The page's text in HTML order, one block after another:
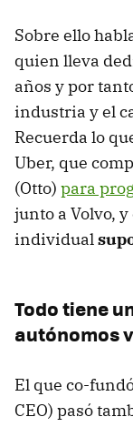
Sobre ello
quien lleva
años y por
industria y el
Recuerda lo
Uber, que
(Otto) para
junto a Volvo,
individual
Todo tiene
autónomos
El que co-
CEO) pasó